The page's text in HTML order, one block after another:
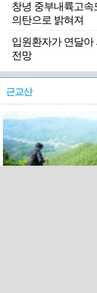
창녕 중부내륙고
의탄으로 밝혀져
입원환자가 연달아
전망
근교산